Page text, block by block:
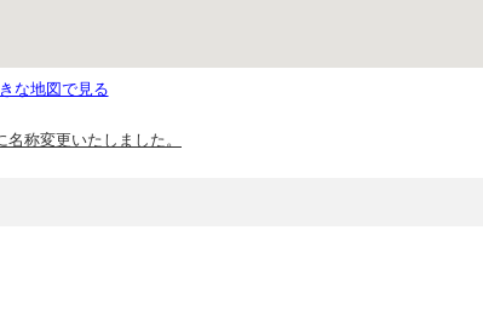
な地図で見る
称変更いたしました。